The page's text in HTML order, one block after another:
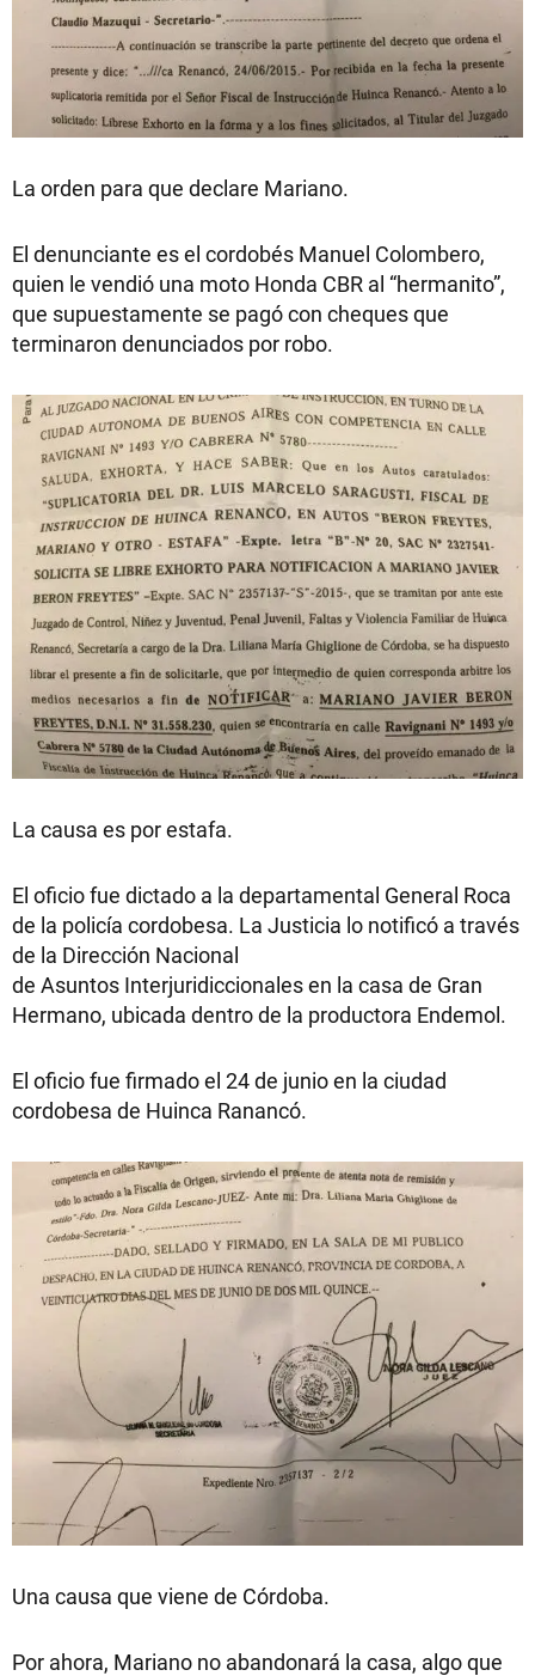
La orden para que declare Mariano.
El denunciante es el cordobés Manuel Colombero,
quien le vendió una moto Honda CBR al “hermanito”,
que supuestamente se pagó con cheques que
terminaron denunciados por robo.
La causa es por estafa.
El oficio fue dictado a la departamental General Roca
de la policía cordobesa. La Justicia lo notificó a través
de la Dirección Nacional
de Asuntos Interjuridiccionales en la casa de Gran
Hermano, ubicada dentro de la productora Endemol.
El oficio fue firmado el 24 de junio en la ciudad
cordobesa de Huinca Ranancó.
Una causa que viene de Córdoba.
Por ahora, Mariano no abandonará la casa, algo que